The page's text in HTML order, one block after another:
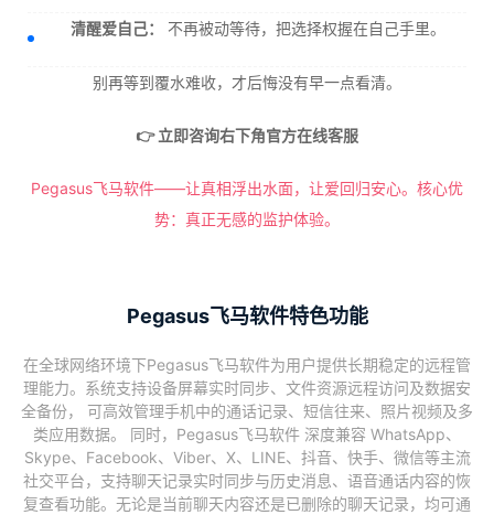
清醒爱自己： 不再被动等待，把选择权握在自己手里。
别再等到覆水难收，才后悔没有早一点看清。
👉 立即咨询右下角官方在线客服
Pegasus飞马软件——让真相浮出水面，让爱回归安心。核心优
势：真正无感的监护体验。
Pegasus飞马软件特色功能
在全球网络环境下Pegasus飞马软件为用户提供长期稳定的远程管
理能力。系统支持设备屏幕实时同步、文件资源远程访问及数据安
全备份， 可高效管理手机中的通话记录、短信往来、照片视频及多
类应用数据。 同时，Pegasus飞马软件 深度兼容 WhatsApp、
Skype、Facebook、Viber、X、LINE、抖音、快手、微信等主流
社交平台，支持聊天记录实时同步与历史消息、语音通话内容的恢
复查看功能。无论是当前聊天内容还是已删除的聊天记录，均可通